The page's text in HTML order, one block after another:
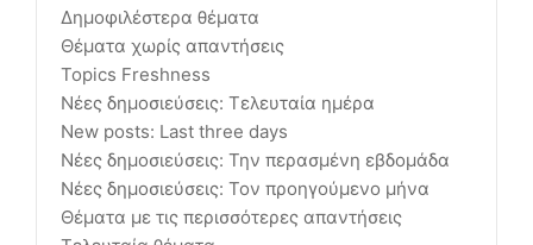
Δημοφιλέστερα θέματα
Θέματα χωρίς απαντήσεις
Topics Freshness
Νέες δημοσιεύσεις: Τελευταία ημέρα
New posts: Last three days
Νέες δημοσιεύσεις: Την περασμένη εβδομάδα
Νέες δημοσιεύσεις: Τον προηγούμενο μήνα
Θέματα με τις περισσότερες απαντήσεις